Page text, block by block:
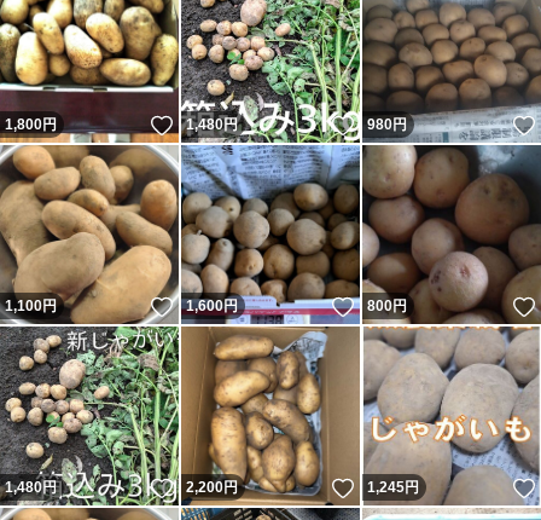
1,800円 いいね！
1,480円 いいね！
980円
1,100円 いいね！
1,600円 いいね！
800円
1,480円 いいね！
2,200円 いいね！
1,245円